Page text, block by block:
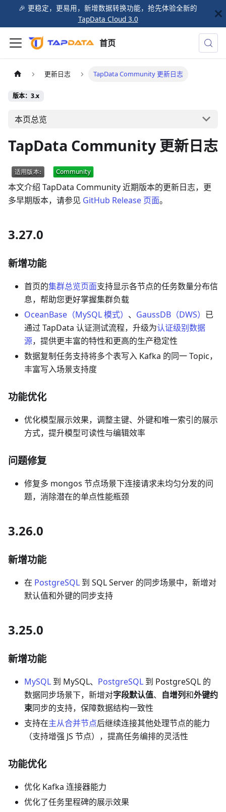
🎉️ 更稳定，更易用，新增数据转换功能，抢先体验全新的
TapData Cloud 3.0
首页
更新日志 TapData Community 更新日志
版本：3.x
本页总览
TapData Community 更新日志
本文介绍 TapData Community 近期版本的更新日志，更
多早期版本，请参见 GitHub Release 页面。
3.27.0
新增功能
首页的集群总览页面支持显示各节点的任务数量分布信
息，帮助您更好掌握集群负载
OceanBase（MySQL 模式） 、 GaussDB（DWS） 已
通过 TapData 认证测试流程，升级为认证级别数据
源，提供更丰富的特性和更高的生产稳定性
数据复制任务支持将多个表写入 Kafka 的同一 Topic，
丰富写入场景支持度
功能优化
优化模型展示效果，调整主键、外键和唯一索引的展示
方式，提升模型可读性与编辑效率
问题修复
修复多 mongos 节点场景下连接请求未均匀分发的问
题，消除潜在的单点性能瓶颈
3.26.0
新增功能
在 PostgreSQL 到 SQL Server 的同步场景中，新增对
默认值和外键的同步支持
3.25.0
新增功能
MySQL 到 MySQL、 PostgreSQL 到 PostgreSQL 的
数据同步场景下，新增对字段默认值、 自增列和外键约
束同步的支持，保障数据结构一致性
支持在主从合并节点后继续连接其他处理节点的能力
（支持增强 JS 节点），提高任务编排的灵活性
功能优化
优化 Kafka 连接器能力
优化了任务里程碑的展示效果